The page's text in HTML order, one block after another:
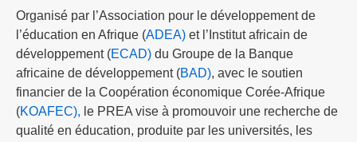
Organisé par l’Association pour le développement de
l’éducation en Afrique (ADEA) et l’Institut africain de
développement (ECAD) du Groupe de la Banque
africaine de développement (BAD), avec le soutien
financier de la Coopération économique Corée-Afrique
(KOAFEC), le PREA vise à promouvoir une recherche de
qualité en éducation, produite par les universités, les